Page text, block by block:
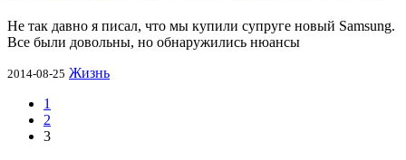
Не так давно я писал, что мы купили супруге новый Samsung.
Все были довольны, но обнаружились нюансы
2014-08-25 Жизнь
1
2
3